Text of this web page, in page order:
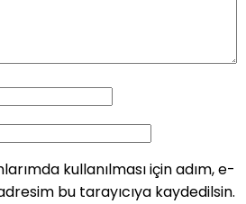
kullanılması için adım, e-
bu tarayıcıya kaydedilsin.